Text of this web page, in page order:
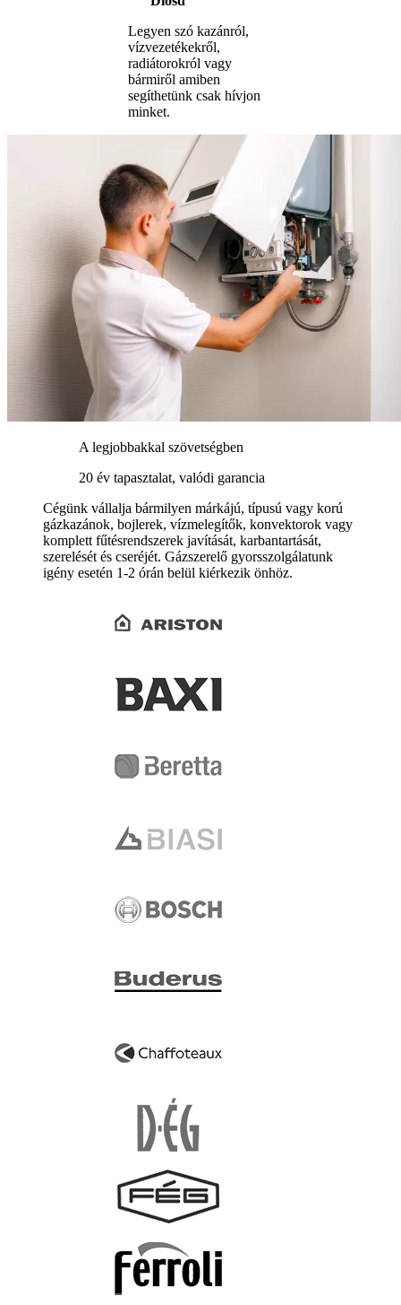
Legyen szó kazánról,
vízvezetékekről,
radiátorokról vagy
bármiről amiben
segíthetünk csak hívjon
minket.
A legjobbakkal szövetségben
20 év tapasztalat, valódi garancia
Cégünk vállalja bármilyen márkájú, típusú vagy korú
gázkazánok, bojlerek, vízmelegítők, konvektorok vagy
komplett fűtésrendszerek javítását, karbantartását,
szerelését és cseréjét. Gázszerelő gyorsszolgálatunk
igény esetén 1-2 órán belül kiérkezik önhöz.